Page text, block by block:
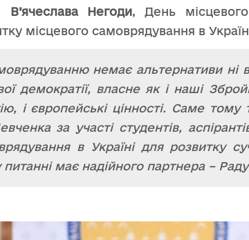
В’ячеслава Негоди, День
місцевого самоврядування в
немає альтернативи
демократії, власне як і наші
і європейські цінності. Саме тому
за участі студентів,
в Україні для розвитку
питанні має надійного партнера –